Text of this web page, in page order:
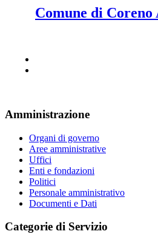
Comune di Coreno
Amministrazione
Organi di governo
Aree amministrative
Uffici
Enti e fondazioni
Politici
Personale amministrativo
Documenti e Dati
Categorie di Servizio